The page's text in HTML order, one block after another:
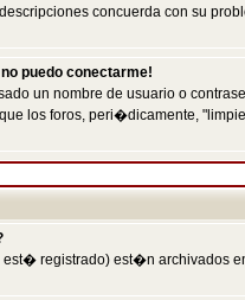
concuerda con su
puedo conectarme!
un nombre de usuario o
los foros, peri�dicamente,
est� registrado) est�n archivados